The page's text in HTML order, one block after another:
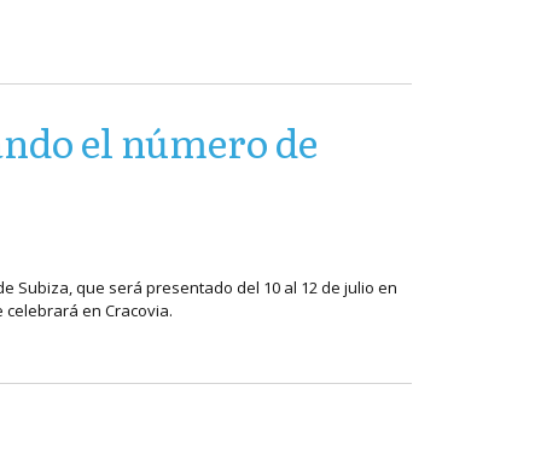
el número de
Subiza, que será presentado del 10 al 12 de julio en
celebrará en Cracovia.